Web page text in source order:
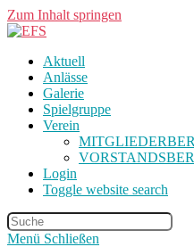
Zum Inhalt springen
Aktuell
Anlässe
Galerie
Spielgruppe
Verein
Login
Toggle website search
Menü Schließen